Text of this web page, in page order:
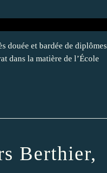
douée et bardée de diplômes
dans la matière de l’École
Berthier,